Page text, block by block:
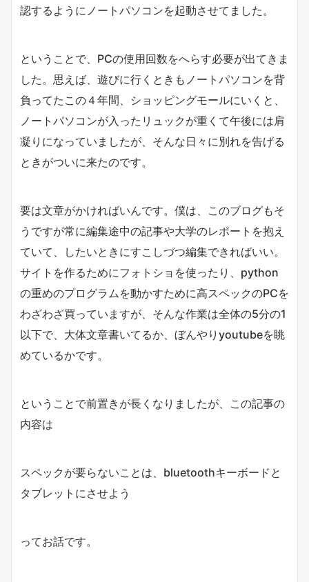
認するようにノートパソコンを起動させてました。
ということで、PCの使用回数をへらす必要が出てきま
した。思えば、遊びに行くときもノートパソコンを背
負ってたこの４年間、ショッピングモールにいくと、
ノートパソコンが入ったリュックが重くて午後には肩
凝りになっていましたが、そんな日々に別れを告げる
ときがついに来たのです。
要は文章がかければいんです。僕は、このブログもそ
うですが常に編集途中の記事や大学のレポートを抱え
ていて、したいときにすこしづつ編集できればいい。
サイトを作るためにフォトショを使ったり、python
の重めのプログラムを動かすために高スペックのPCを
わざわざ買っていますが、そんな作業は全体の5分の1
以下で、大体文章書いてるか、ぼんやりyoutubeを眺
めているかです。
ということで前置きが長くなりましたが、この記事の
内容は
スペックが要らないことは、bluetoothキーボードと
タブレットにさせよう
ってお話です。